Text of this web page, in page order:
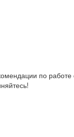
по работе